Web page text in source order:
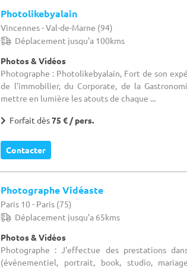
Photolikebyalain
Vincennes - Val-de-Marne (94)
Déplacement jusqu'a 100kms
Photos & Vidéos
Photographe : Photolikebyalain, Fort de son
de l'immobilier, du Corporate, de la
mettre en lumière les atouts de chaque ...
Forfait dès75 € / pers.
Contacter
Photographe Vidéaste
Paris 10 - Paris (75)
Déplacement jusqu'a 65kms
Photos & Vidéos
Photographe : J'effectue des prestations
(événementiel, portrait, book, studio,